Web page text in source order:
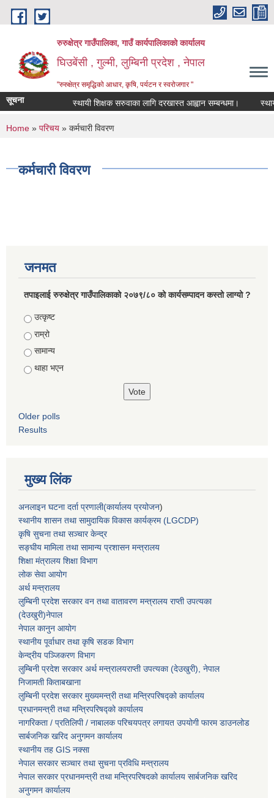
Skip to main content
रुरुक्षेत्र गाउँपालिका, गाउँ कार्यपालिकाको कार्यालय
घिउबेंसी , गुल्मी, लुम्बिनी प्रदेश , नेपाल
"रुरुक्षेत्र समृद्धिको आधार, कृषि, पर्यटन र स्वरोजगार "
सूचना स्थायी शिक्षक सरुवाका लागि दरखास्त आह्वान सम्बन्धमा। स्थायी
You are here
Home » परिचय » कर्मचारी विवरण
कर्मचारी विवरण
जनमत
तपाइलाई रुरुक्षेत्र गाउँपालिकाको २०७९/८० को कार्यसम्पादन कस्तो लाग्यो ?
Choices
उत्कृष्ट
राम्रो
सामान्य
थाहा भएन
Older polls
Results
मुख्य लिंक
अनलाइन घटना दर्ता प्रणाली(कार्यालय प्रयोजन)
स्थानीय शासन तथा सामुदायिक विकास कार्यक्रम (LGCDP)
कृषि सुचना तथा सञ्चार केन्द्र
सङ्घीय मामिला तथा सामान्य प्रशासन मन्त्रालय
शिक्षा मंत्रालय शिक्षा विभाग
लोक सेवा आयोग
अर्थ मन्त्रालय
लुम्बिनी प्रदेश सरकार वन तथा वातावरण मन्त्रालय राप्ती उपत्यका
(देउखुरी)नेपाल
नेपाल कानुन आयोग
स्थानीय पूर्वाधार तथा कृषि सडक विभाग
केन्द्रीय पञ्जिकरण विभाग
लुम्बिनी प्रदेश सरकार अर्थ मन्त्रालयराप्ती उपत्यका (देउखुरी), नेपाल
निजामती किताबखाना
लुम्बिनी प्रदेश सरकार मुख्यमन्त्री तथा मन्त्रिपरिषद्को कार्यालय
प्रधानमन्त्री तथा मन्त्रिपरिषद्को कार्यालय
नागरिकता / प्रतिलिपी / नाबालक परिचयपत्र लगायत उपयोगी फारम डाउनलोड
सार्बजनिक खरिद अनुगमन कार्यालय
स्थानीय तह GIS नक्सा
नेपाल सरकारसञ्चार तथा सुचना प्रविधि मन्त्रालय
नेपाल सरकार प्रधानमन्त्री तथा मन्त्रिपरिषदको कार्यालय सार्बजनिक खरिद
अनुगमन कार्यालय